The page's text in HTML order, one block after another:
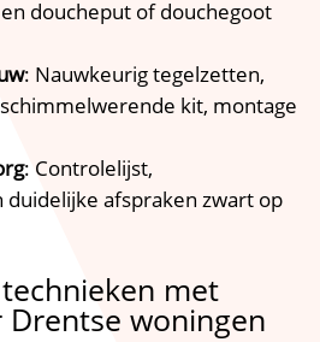
doucheput of douchegoot
: Nauwkeurig tegelzetten,
kit, montage
: Controlelijst,
duidelijke afspraken zwart op
met
woningen